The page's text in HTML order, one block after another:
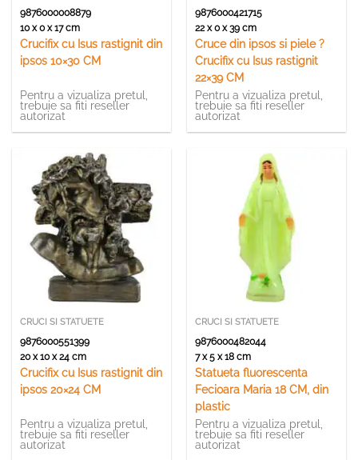
9876000008879
10 x 0 x 17 cm
Crucifix cu Isus rastignit din
ipsos 10×30 CM
Pentru a vizualiza pretul,
trebuie sa fiti reseller
autorizat
9876000421715
22 x 0 x 39 cm
Cruce din ipsos si piele ?
Crucifix cu Isus rastignit
22×39 CM
Pentru a vizualiza pretul,
trebuie sa fiti reseller
autorizat
CRUCI SI STATUETE
9876000551399
20 x 10 x 24 cm
Crucifix cu Isus rastignit din
ipsos 20×24 CM
Pentru a vizualiza pretul,
trebuie sa fiti reseller
autorizat
CRUCI SI STATUETE
9876000482044
7 x 5 x 18 cm
Statueta fluorescenta
Fecioara Maria 18 CM, din
plastic
Pentru a vizualiza pretul,
trebuie sa fiti reseller
autorizat